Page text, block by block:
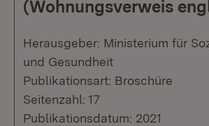
(Wohnungsverweis
Herausgeber: Ministerium für
und Gesundheit
Publikationsart: Broschüre
Seitenzahl: 17
Publikationsdatum: 2021